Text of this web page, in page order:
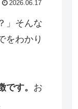
2026.06.17
」そんな
をわかり
す。 お